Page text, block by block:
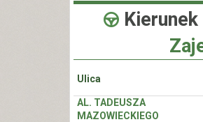
Kierunek
Ulica
AL. TADEUSZA
MAZOWIECKIEGO